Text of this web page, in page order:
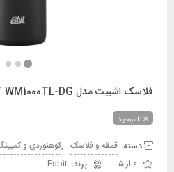
فلاسک اشبیت مدل ESBIT WM1000TL-DG گنجایش 1 لیتر
ناموجود
دسته: قمقه و فلاسک
کوهنوردی و کمپینگ
0 از 5
Esbit